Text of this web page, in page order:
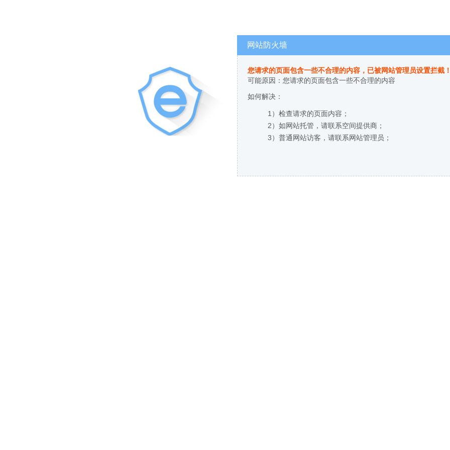
网站防火墙
您请求的页面包含一些不合理的内容，已被网站管理员设置拦截
可能原因：您请求的页面包含一些不合理的内容
如何解决：
1）检查请求的页面内容；
2）如网站托管，请联系空间提供商；
3）普通网站访客，请联系网站管理员；